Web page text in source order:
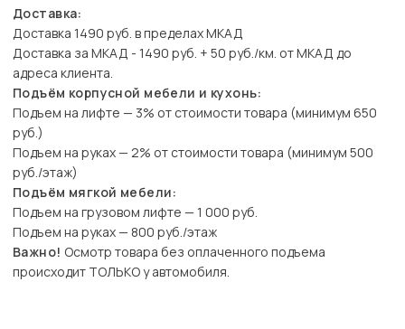
Доставка:
Доставка 1490 руб. в пределах МКАД
Доставка за МКАД - 1490 руб. + 50 руб./км. от МКАД до
адреса клиента.
Подъём корпусной мебели и кухонь:
Подъем на лифте — 3% от стоимости товара (минимум 650
руб.)
Подъем на руках — 2% от стоимости товара (минимум 500
руб./этаж)
Подъём мягкой мебели:
Подъем на грузовом лифте — 1 000 руб.
Подъем на руках — 800 руб./этаж
Важно! Осмотр товара без оплаченного подъема
происходит ТОЛЬКО у автомобиля.